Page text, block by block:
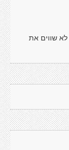
שווים את